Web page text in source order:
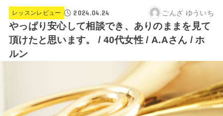
レッスンレビュー 2024.04.24 ごんざ ゆういち
やっぱり安心して相談でき、ありのままを見て
頂けたと思います。 / 40代女性 / A.Aさん / ホ
ルン